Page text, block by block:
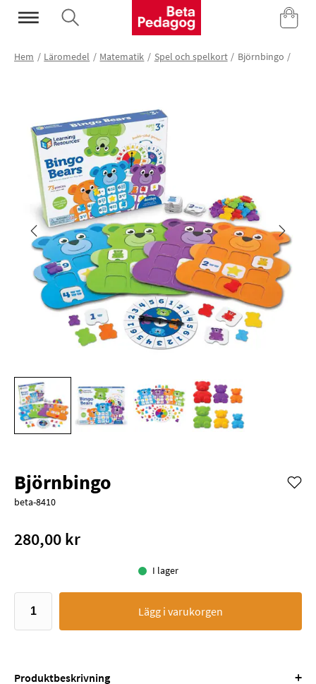
Mina Sidor
Hem Läromedel Matematik Spel och spelkort Björnbingo
Björnbingo
beta-8410
280,00 kr
I lager
Lägg i varukorgen
Produktbeskrivning +